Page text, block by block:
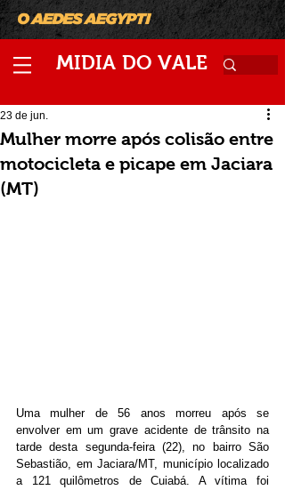
MIDIA DO VALE
Mulher morre após colisão entre
motocicleta e picape em Jaciara
(MT)
23 de jun.
Uma mulher de 56 anos morreu após se
envolver em um grave acidente de trânsito na
tarde desta segunda-feira (22), no bairro São
Sebastião, em Jaciara/MT, município localizado
a 121 quilômetros de Cuiabá. A vítima foi